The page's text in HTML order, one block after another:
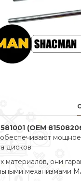
(OEM
дисков.
материалов, они
механизмами